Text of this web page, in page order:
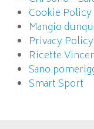
Cookie Policy
Mangio
Privacy Policy
Ricette
Sano
Smart Sport